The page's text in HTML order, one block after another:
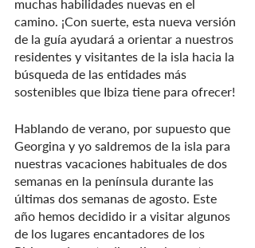
muchas habilidades nuevas en el
camino. ¡Con suerte, esta nueva versión
de la guía ayudará a orientar a nuestros
residentes y visitantes de la isla hacia la
búsqueda de las entidades más
sostenibles que Ibiza tiene para ofrecer!
Hablando de verano, por supuesto que
Georgina y yo saldremos de la isla para
nuestras vacaciones habituales de dos
semanas en la península durante las
últimas dos semanas de agosto. Este
año hemos decidido ir a visitar algunos
de los lugares encantadores de los